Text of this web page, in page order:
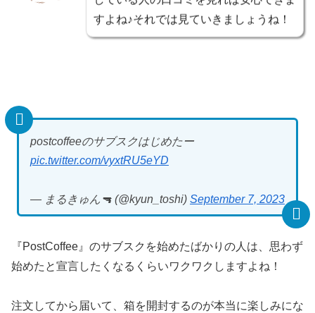
すよね♪それでは見ていきましょうね！
postcoffeeのサブスクはじめたー
pic.twitter.com/vyxtRU5eYD
— まるきゅん🔫 (@kyun_toshi) September 7, 2023
『PostCoffee』のサブスクを始めたばかりの人は、思わず
始めたと宣言したくなるくらいワクワクしますよね！
注文してから届いて、箱を開封するのが本当に楽しみにな